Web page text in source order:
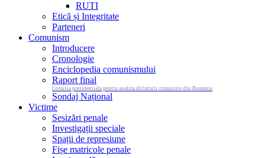
RUTI
Etică și Integritate
Parteneri
Comunism
Introducere
Cronologie
Enciclopedia comunismului
Raport final
Comisia prezidentiala pentru analiza dictaturii comuniste din Romania
Sondaj Național
Victime
Sesizări penale
Investigații speciale
Spații de represiune
Fișe matricole penale